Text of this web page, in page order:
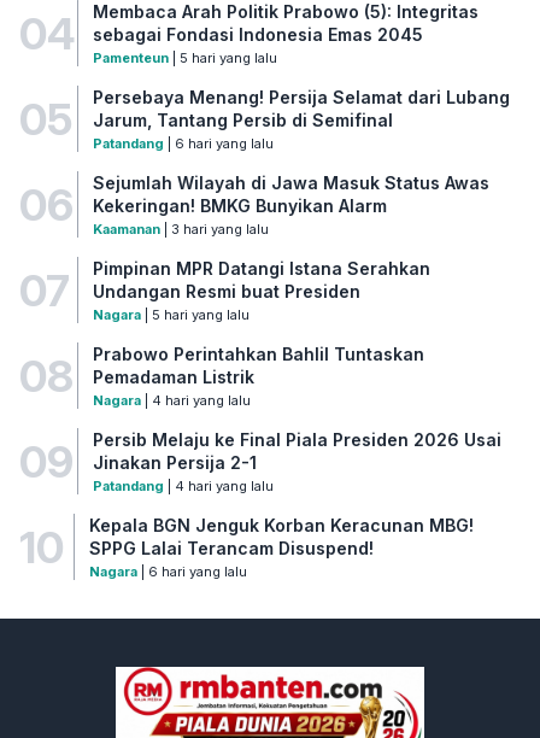
04
Membaca Arah Politik Prabowo (5): Integritas
sebagai Fondasi Indonesia Emas 2045
Pamenteun| 5 hari yang lalu
05
Persebaya Menang! Persija Selamat dari Lubang
Jarum, Tantang Persib di Semifinal
Patandang | 6 hari yang lalu
06
Sejumlah Wilayah di Jawa Masuk Status Awas
Kekeringan! BMKG Bunyikan Alarm
Kaamanan| 3 hari yang lalu
07
Pimpinan MPR Datangi Istana Serahkan
Undangan Resmi buat Presiden
Nagara| 5 hari yang lalu
08
Prabowo Perintahkan Bahlil Tuntaskan
Pemadaman Listrik
Nagara| 4 hari yang lalu
09
Persib Melaju ke Final Piala Presiden 2026 Usai
Jinakan Persija 2-1
Patandang | 4 hari yang lalu
10
Kepala BGN Jenguk Korban Keracunan MBG!
SPPG Lalai Terancam Disuspend!
Nagara| 6 hari yang lalu